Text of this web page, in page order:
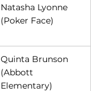
Natasha Lyonne
(Poker Face)
Quinta Brunson
(Abbott
Elementary)